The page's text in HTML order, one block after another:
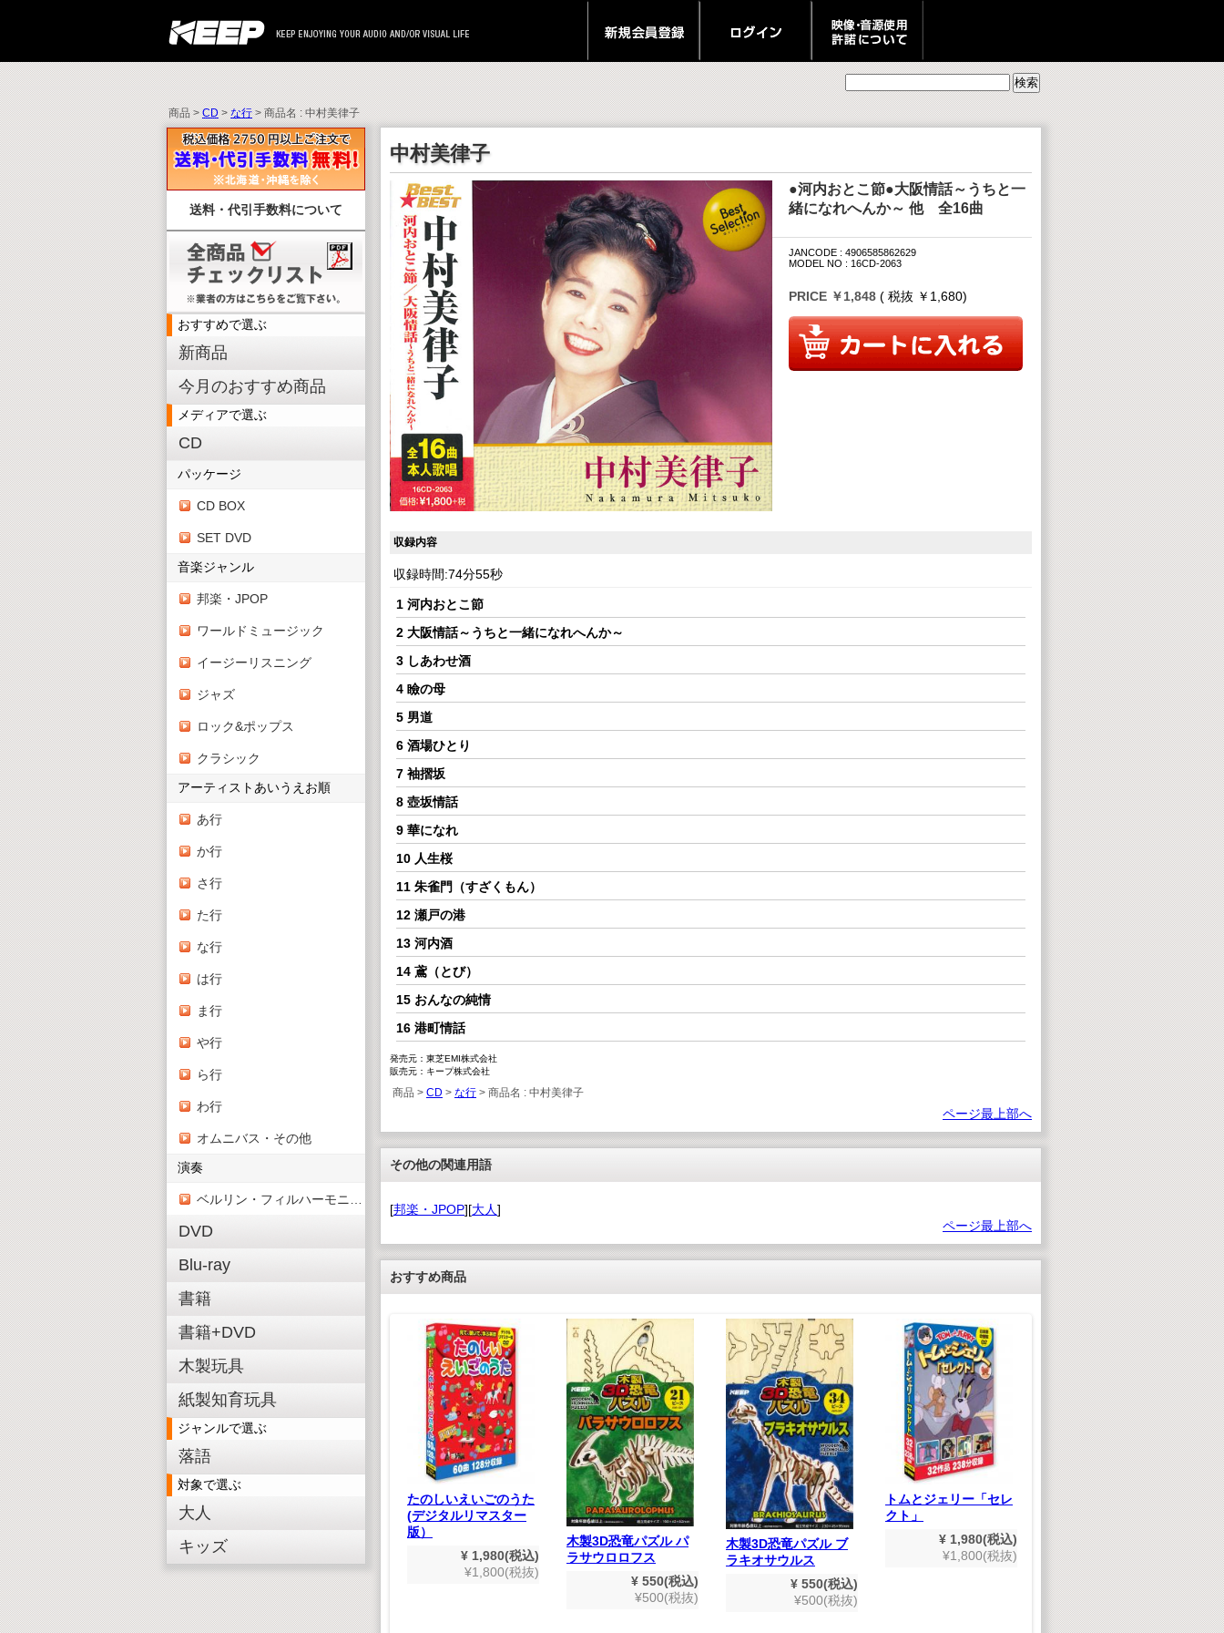
商品 >CD>な行> 商品名 : 中村美律子
送料・代引手数料について
おすすめで選ぶ
新商品
今月のおすすめ商品
メディアで選ぶ
CD
パッケージ
CD BOX
SET DVD
音楽ジャンル
邦楽・JPOP
ワールドミュージック
イージーリスニング
ジャズ
ロック&ポップス
クラシック
アーティストあいうえお順
あ行
か行
さ行
た行
な行
は行
ま行
や行
ら行
わ行
オムニバス・その他
演奏
DVD
Blu-ray
書籍
書籍+DVD
木製玩具
紙製知育玩具
ジャンルで選ぶ
落語
対象で選ぶ
大人
キッズ
中村美律子
●河内おとこ節●大阪情話～うちと一
緒になれへんか～ 他 全16曲
JANCODE : 4906585862629
MODEL NO : 16CD-2063
PRICE ￥1,848 ( 税抜 ￥1,680)
収録内容
収録時間:74分55秒
1 河内おとこ節
2 大阪情話～うちと一緒になれへんか～
3 しあわせ酒
4 瞼の母
5 男道
6 酒場ひとり
7 袖摺坂
8 壺坂情話
9 華になれ
10 人生桜
11 朱雀門（すざくもん）
12 瀬戸の港
13 河内酒
14 鳶（とび）
15 おんなの純情
16 港町情話
発売元：東芝EMI株式会社
販売元：キープ株式会社
商品 > CD > な行 > 商品名 : 中村美律子
ページ最上部へ
その他の関連用語
[邦楽・JPOP][大人]
ページ最上部へ
おすすめ商品
SONGS
の唄
税込)
税抜)
知育パズル にほんち
ず
¥ 880(税込)
¥800(税抜)
ジグソーパズル おい
しいたべもの
¥ 660(税込)
¥600(税抜)
たのしいえいごのうた
(デジタルリマスター
版）
¥ 1,980(税込)
¥1,800(税抜)
木製3D恐竜パズル パ
ラサウロロフス
¥ 550(税込)
¥500(税抜)
木製3D恐竜パズル ブ
ラキオサウルス
¥ 550(税込)
¥500(税抜)
トムとジェリー「セレ
クト」
¥ 1,980(税込)
¥1,800(税抜)
木製エスカレーター式
コースター クラフト
キット
¥ 1,628(税込)
¥1,480(税抜)
日
ジ